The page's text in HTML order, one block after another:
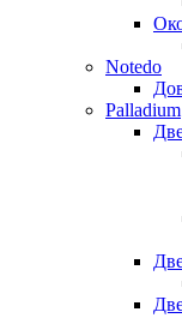
Notedo
Palladium